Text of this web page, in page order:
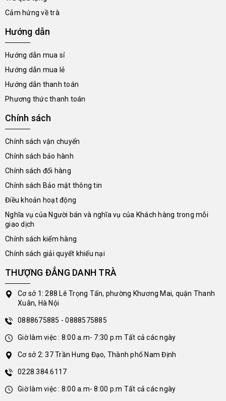
Cảm hứng về trà
Hướng dẫn
Hướng dẫn mua sỉ
Hướng dẫn mua lẻ
Hướng dẫn thanh toán
Phương thức thanh toán
Chính sách
Chính sách vận chuyển
Chính sách bảo hành
Chính sách đổi hàng
Chính sách Bảo mật thông tin
Điều khoản hoạt động
Nghĩa vụ của Người bán và nghĩa vụ của Khách hàng trong mỗi
giao dịch
Chính sách kiểm hàng
Chính sách giải quyết khiếu nại
THƯỢNG ĐẲNG DANH TRÀ
Cơ sở 1: 288 Lê Trọng Tấn, phường Khương Mai, quận Thanh
Xuân, Hà Nội
0888675885 - 0888575885
Giờ làm việc : 8:00 a.m- 7:30 p.m Tất cả các ngày
Cơ sở 2: 37 Trần Hưng Đạo, Thành phố Nam Định
0228.384.6117
Giờ làm việc : 8:00 a.m- 8:00 p.m Tất cả các ngày